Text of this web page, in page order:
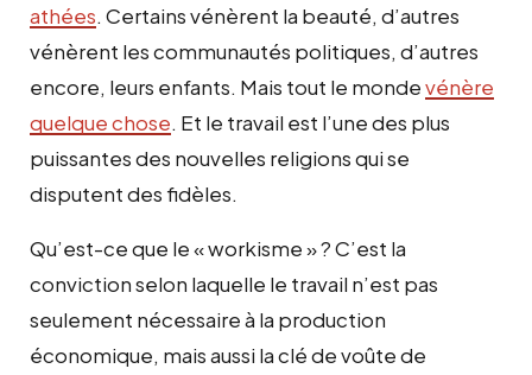
athées. Certains vénèrent la beauté, d’autres
vénèrent les communautés politiques, d’autres
encore, leurs enfants. Mais tout le mondevénère
quelque chose. Et le travail est l’une des plus
puissantes des nouvelles religions qui se
disputent des fidèles.
Qu’est-ce que le « workisme » ? C’est la
conviction selon laquelle le travail n’est pas
seulement nécessaire à la production
économique, mais aussi la clé de voûte de